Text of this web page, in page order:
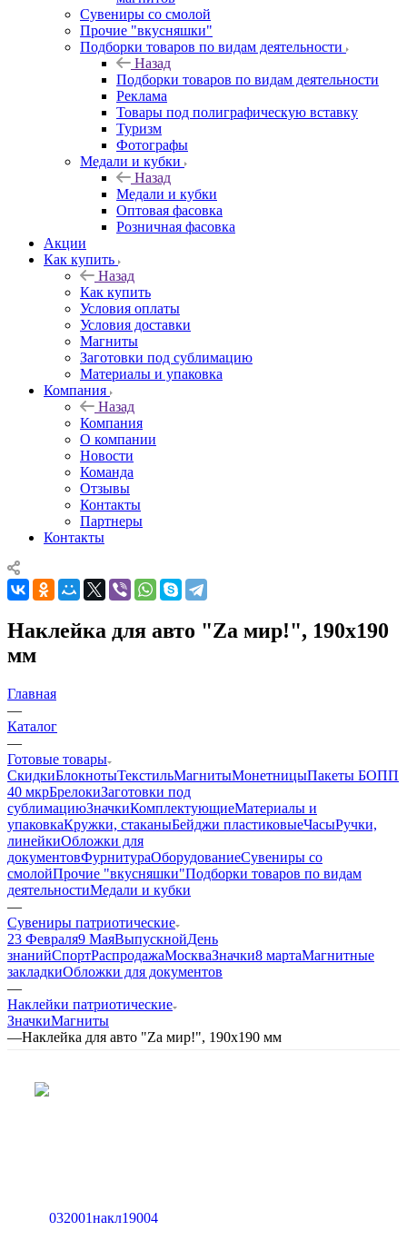
Сувениры со смолой
Прочие "вкусняшки"
Подборки товаров по видам деятельности
Назад
Подборки товаров по видам деятельности
Реклама
Товары под полиграфическую вставку
Туризм
Фотографы
Медали и кубки
Назад
Медали и кубки
Оптовая фасовка
Розничная фасовка
Акции
Как купить
Назад
Как купить
Условия оплаты
Условия доставки
Магниты
Заготовки под сублимацию
Материалы и упаковка
Компания
Назад
Компания
О компании
Новости
Команда
Отзывы
Контакты
Партнеры
Контакты
Наклейка для авто "Zа мир!", 190х190
мм
Главная
—
Каталог
—
Готовые товары
СкидкиБлокнотыТекстильМагнитыМонетницыПакеты БОПП
40 мкрБрелокиЗаготовки под
сублимациюЗначкиКомплектующиеМатериалы и
упаковкаКружки, стаканыБейджи пластиковыеЧасыРучки,
линейкиОбложки для
документовФурнитураОборудованиеСувениры со
смолойПрочие "вкусняшки"Подборки товаров по видам
деятельностиМедали и кубки
—
Сувениры патриотические
23 Февраля9 МаяВыпускнойДень
знанийСпортРаспродажаМоскваЗначки8 мартаМагнитные
закладкиОбложки для документов
—
Наклейки патриотические
ЗначкиМагниты
—Наклейка для авто "Zа мир!", 190х190 мм